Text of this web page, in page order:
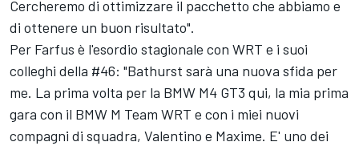
Cercheremo di ottimizzare il pacchetto che abbiamo e
di ottenere un buon risultato".
Per Farfus è l'esordio stagionale con WRT e i suoi
colleghi della #46: "Bathurst sarà una nuova sfida per
me. La prima volta per la BMW M4 GT3 qui, la mia prima
gara con il BMW M Team WRT e con i miei nuovi
compagni di squadra, Valentino e Maxime. E' uno dei